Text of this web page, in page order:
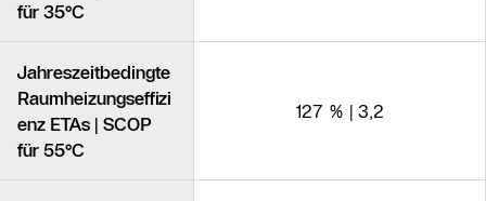
für 35°C
Jahreszeitbedingte
Raumheizungseffizi
enz ETAs | SCOP
für 55°C
127 % | 3,2